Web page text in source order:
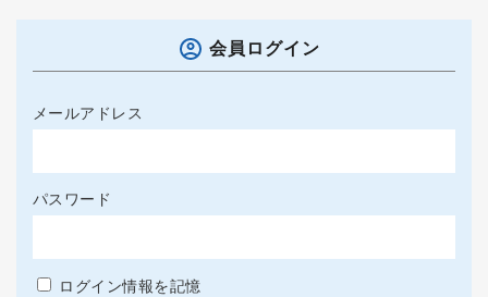
会員ログイン
メールアドレス
パスワード
ログイン情報を記憶